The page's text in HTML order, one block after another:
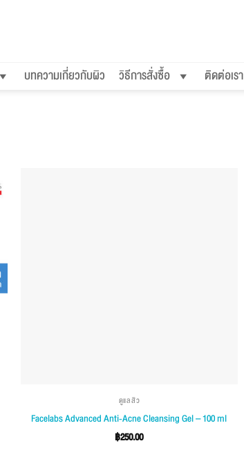
บทความเกี่ยวกับผิว วิธีการสั่งซื้อ ติดต่อเรา
ดูแลสิว
Facelabs Advanced Anti-Acne Cleansing Gel – 100 ml
฿250.00